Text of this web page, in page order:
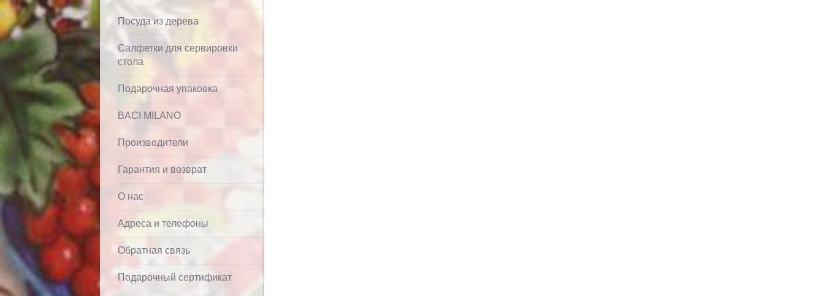
Посуда из дерева
Салфетки для сервировки
стола
Подарочная упаковка
BACI MILANO
Производители
Гарантия и возврат
О нас
Адреса и телефоны
Обратная связь
Подарочный сертификат